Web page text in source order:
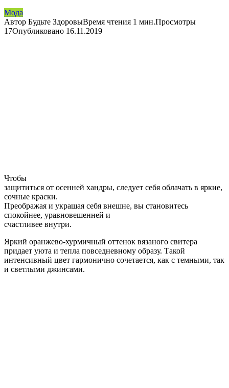
Мода
Автор Будьте ЗдоровыВремя чтения 1 мин.Просмотры
17Опубликовано 16.11.2019
Чтобы
защититься от осенней хандры, следует себя облачать в яркие,
сочные краски.
Преображая и украшая себя внешне, вы становитесь
спокойнее, уравновешенней и
счастливее внутри.
Яркий оранжево-хурмичный оттенок вязаного свитера
придает уюта и тепла повседневному образу. Такой
интенсивный цвет гармонично сочетается, как с темными, так
и светлыми джинсами.